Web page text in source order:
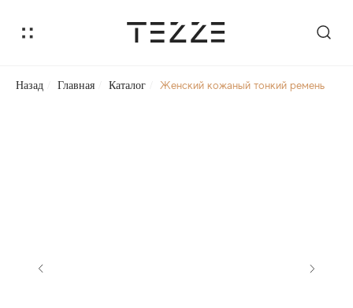
Назад Главная Каталог Женский кожаный тонкий ремень